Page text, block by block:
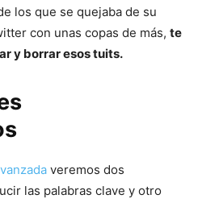
los que se quejaba de su
con unas copas de más, te
y borrar esos tuits.
veremos dos
las palabras clave y otro